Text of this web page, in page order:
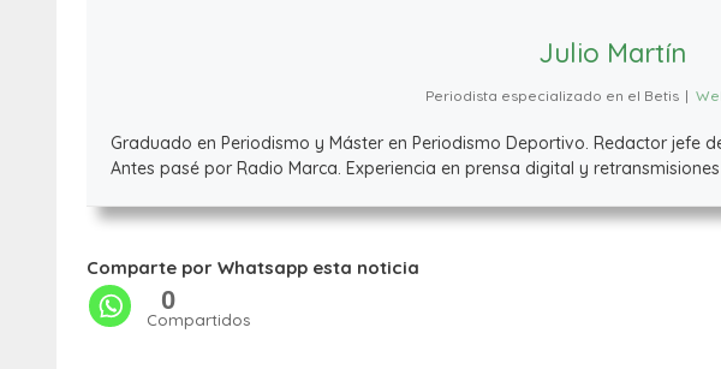
Julio Martín
Periodista especializado en el Betis |
Graduado en Periodismo y Máster en Periodismo Deportivo. Redactor jefe
Antes pasé por Radio Marca. Experiencia en prensa digital y
Comparte por Whatsapp esta noticia
0
Compartidos